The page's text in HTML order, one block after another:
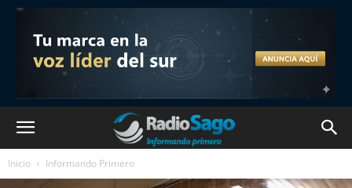
Inicio Informando Primero